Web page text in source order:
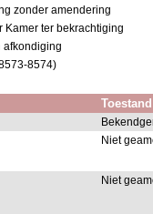
zonder amendering
Kamer ter bekrachtiging
afkondiging
8574)
Toestand
Niet
Niet